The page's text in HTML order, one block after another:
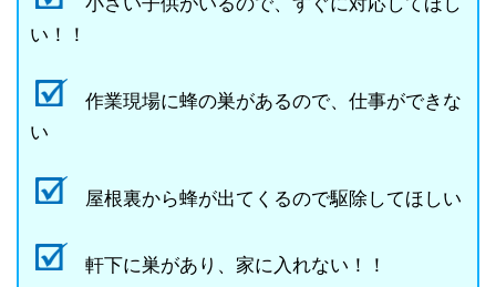
い！！
作業現場に蜂の巣があるので、仕事ができな
い
屋根裏から蜂が出てくるので駆除してほしい
軒下に巣があり、家に入れない！！